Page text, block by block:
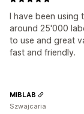
I have been using
around 25'000
to use and great
fast and friendly.
MIBLAB
Szwajcaria